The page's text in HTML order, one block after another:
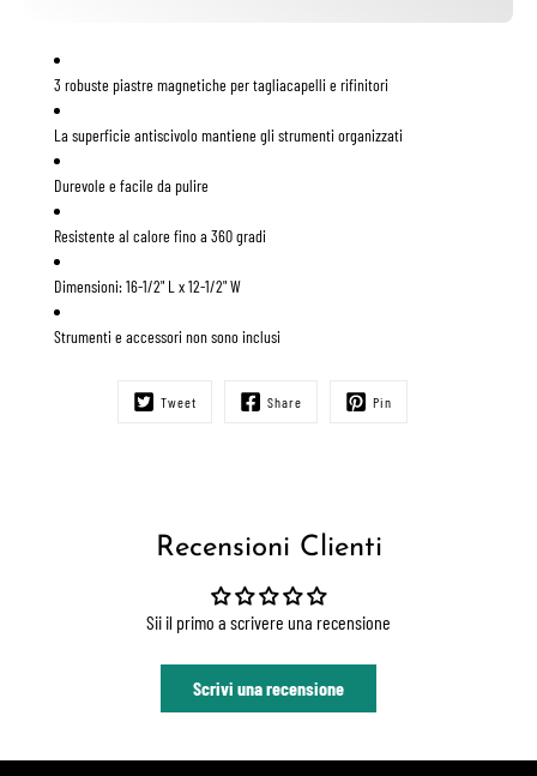
3 robuste piastre magnetiche per tagliacapelli e rifinitori
La superficie antiscivolo mantiene gli strumenti organizzati
Durevole e facile da pulire
Resistente al calore fino a 360 gradi
Dimensioni: 16-1/2" L x 12-1/2" W
Strumenti e accessori non sono inclusi
Tweet Share Pin
Recensioni Clienti
Sii il primo a scrivere una recensione
Scrivi una recensione